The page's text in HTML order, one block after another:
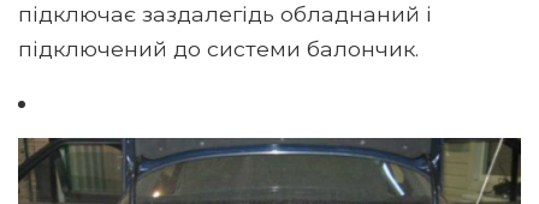
підключає заздалегідь обладнаний і
підключений до системи балончик.